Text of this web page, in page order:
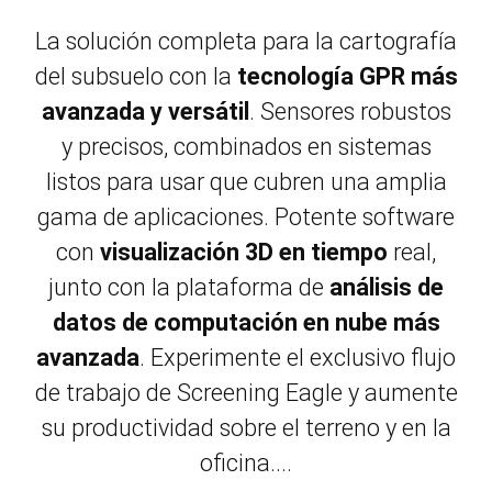
La solución completa para la cartografía
del subsuelo con la tecnología GPR más
avanzada y versátil . Sensores robustos
y precisos, combinados en sistemas
listos para usar que cubren una amplia
gama de aplicaciones. Potente software
con visualización 3D en tiempo real,
junto con la plataforma de análisis de
datos de computación en nube más
avanzada. Experimente el exclusivo flujo
de trabajo de Screening Eagle y aumente
su productividad sobre el terreno y en la
oficina....